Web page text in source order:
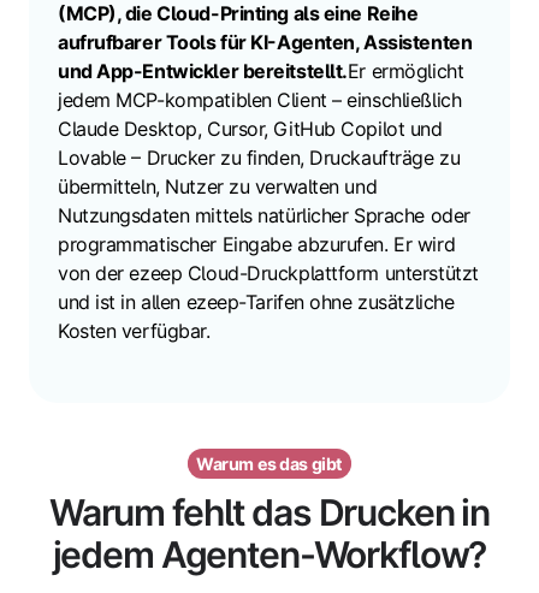
(MCP), die Cloud-Printing als eine Reihe
aufrufbarer Tools für KI-Agenten, Assistenten
und App-Entwickler bereitstellt.Er ermöglicht
jedem MCP-kompatiblen Client – einschließlich
Claude Desktop, Cursor, GitHub Copilot und
Lovable – Drucker zu finden, Druckaufträge zu
übermitteln, Nutzer zu verwalten und
Nutzungsdaten mittels natürlicher Sprache oder
programmatischer Eingabe abzurufen. Er wird
von der ezeep Cloud-Druckplattform unterstützt
und ist in allen ezeep-Tarifen ohne zusätzliche
Kosten verfügbar.
Warum es das gibt
Warum fehlt das Drucken in
jedem Agenten-Workflow?